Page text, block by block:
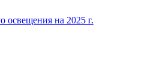
освещения на 2025 г.